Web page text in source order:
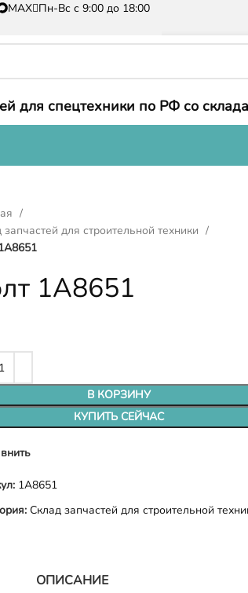
MAX Пн-Вс с 9:00 до 18:00
для спецтехники по РФ со
запчастей для строительной техники
1A8651
В КОРЗИНУ
КУПИТЬ СЕЙЧАС
1A8651
Склад запчастей для строительной
ОПИСАНИЕ